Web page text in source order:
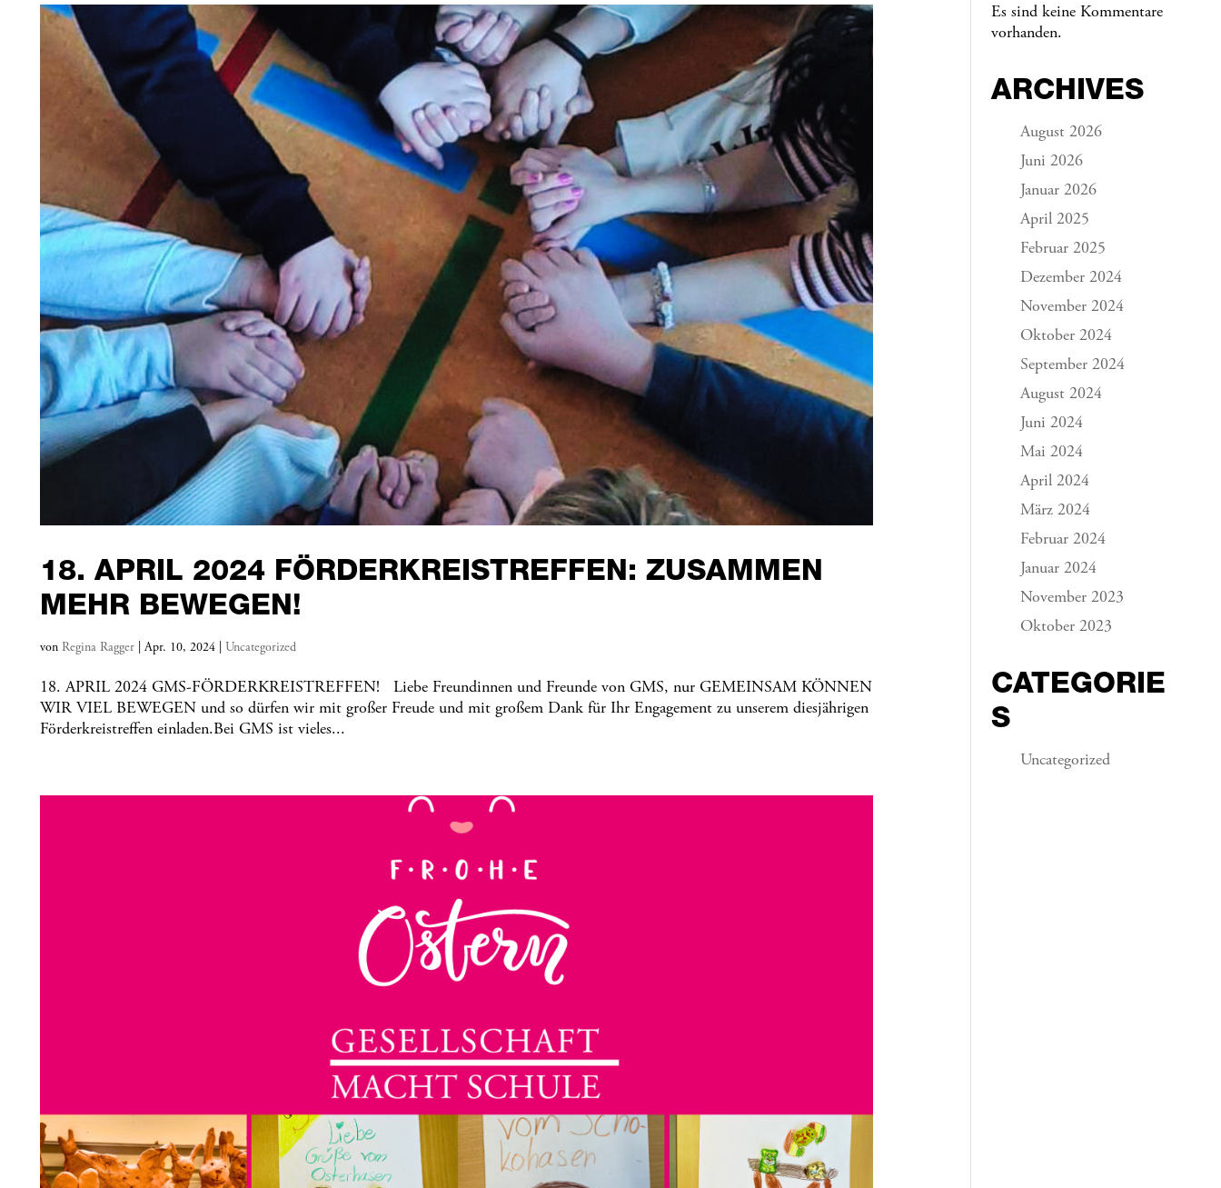
18. APRIL 2024 FÖRDERKREISTREFFEN: ZUSAMMEN
MEHR BEWEGEN!
von Regina Ragger |Apr. 10, 2024 Uncategorized
18. APRIL 2024 GMS-FÖRDERKREISTREFFEN! Liebe Freundinnen und Freunde von GMS, nur GEMEINSAM KÖNNEN
WIR VIEL BEWEGEN und so dürfen wir mit großer Freude und mit großem Dank für Ihr Engagement zu unserem diesjährigen
Förderkreistreffen einladen.Bei GMS ist vieles...
Es sind keine Kommentare
vorhanden.
ARCHIVES
August 2026
Juni 2026
Januar 2026
April 2025
Februar 2025
Dezember 2024
November 2024
Oktober 2024
September 2024
August 2024
Juni 2024
Mai 2024
April 2024
März 2024
Februar 2024
Januar 2024
November 2023
Oktober 2023
CATEGORIE
S
Uncategorized